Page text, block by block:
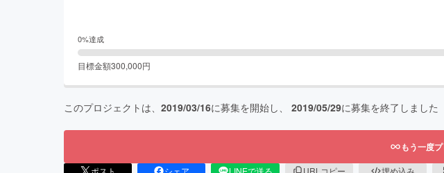
0%達成
目標金額300,000円
このプロジェクトは、 2019/03/16に募集を開始し、 2019/05/29に募集を終了しました
もう一度
ポスト シェア LINEで送る URLコピー 埋め込み